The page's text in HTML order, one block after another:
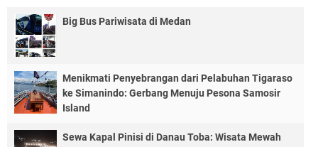
Big Bus Pariwisata di Medan
Menikmati Penyebrangan dari Pelabuhan Tigaraso
ke Simanindo: Gerbang Menuju Pesona Samosir
Island
Sewa Kapal Pinisi di Danau Toba: Wisata Mewah